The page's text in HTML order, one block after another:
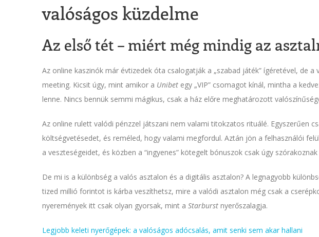
valóságos küzdelme
Az első tét – miért még mindig az
Az online kaszinók már évtizedek óta csalogatják a „szabad játék” ígéretével, de
meeting. Kicsit úgy, mint amikor a Unibet egy „VIP” csomagot kínál, mintha a
lenne. Nincs bennük semmi mágikus, csak a ház előre meghatározott
Az online rulett valódi pénzzel játszani nem valami titokzatos rituálé. Egyszerűen
költségvetésedet, és reméled, hogy valami megfordul. Aztán jön a felhasználói
a veszteségeidet, és közben a “ingyenes” kötegelt bónuszok csak úgy
De mi is a különbség a valós asztalon és a digitális asztalon? A legnagyobb
tized millió forintot is kárba veszíthetsz, mire a valódi asztalon még csak a
nyeremények itt csak olyan gyorsak, mint a Starburst nyerőszalagja.
Legjobb keleti nyerőgépek: a valóságos adócsalás, amit senki sem akar hallani